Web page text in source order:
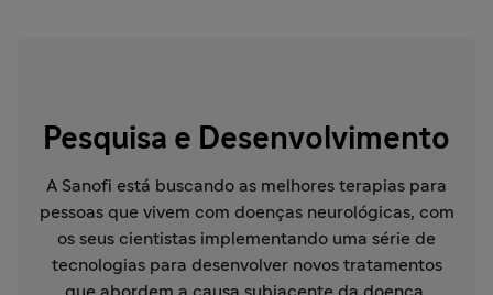
Pesquisa e Desenvolvimento
A Sanofi está buscando as melhores terapias para
pessoas que vivem com doenças neurológicas, com
os seus cientistas implementando uma série de
tecnologias para desenvolver novos tratamentos
que abordem a causa subjacente da doença.